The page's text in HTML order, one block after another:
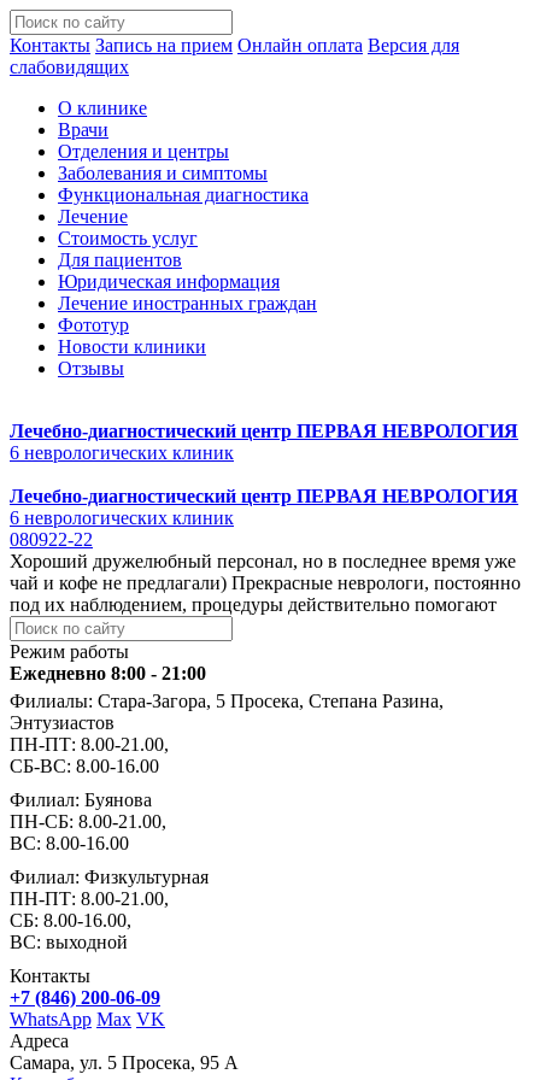
Контакты Запись на прием Онлайн оплата Версия для
слабовидящих
О клинике
Врачи
Отделения и центры
Заболевания и симптомы
Функциональная диагностика
Лечение
Стоимость услуг
Для пациентов
Юридическая информация
Лечение иностранных граждан
Фототур
Новости клиники
Отзывы
Лечебно-диагностический центр ПЕРВАЯ НЕВРОЛОГИЯ
6 неврологических клиник
Лечебно-диагностический центр ПЕРВАЯ НЕВРОЛОГИЯ
6 неврологических клиник
080922-22
Хороший дружелюбный персонал, но в последнее время уже
чай и кофе не предлагали) Прекрасные неврологи, постоянно
под их наблюдением, процедуры действительно помогают
Режим работы
Ежедневно 8:00 - 21:00
Филиалы: Стара-Загора, 5 Просека, Степана Разина,
Энтузиастов
ПН-ПТ: 8.00-21.00,
СБ-ВС: 8.00-16.00
Филиал: Буянова
ПН-СБ: 8.00-21.00,
ВС: 8.00-16.00
Филиал: Физкультурная
ПН-ПТ: 8.00-21.00,
СБ: 8.00-16.00,
ВС: выходной
Контакты
+7 (846) 200-06-09
WhatsApp Max VK
Адреса
Самара, ул. 5 Просека, 95 А